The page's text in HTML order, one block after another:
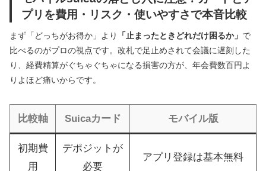
プリを費用・リスク・使いやすさで本音比較
まず「どっちがお得か」より 「止まったときどれだけ困るか」 で
比べるのがプロの視点です。改札で足止めされて会議に遅刻した
り、経費精算がぐちゃぐちゃになる損害の方が、年会費数百円よ
りよほど痛いからです。
比較軸 Suicaカード モバイル版
初期費
用
デポジットが
必要
アプリ登録は基本無料